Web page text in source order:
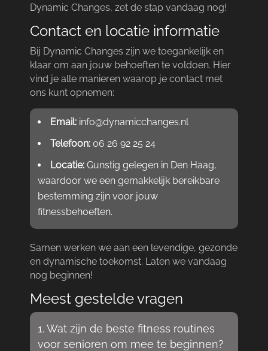
Dynamic Changes, zet de stap vandaag nog!
Contact en locatie informatie
Bij Dynamic Changes zijn we toegankelijk en
klaar om aan jouw behoeften te voldoen.​ Hier
vind je alle manieren waarop je contact met
ons kunt opnemen:
Email: info@dynamicchanges.​nl
Telefoon: 06 26 92 25 24
Locatie: Gunstig gelegen in Den Haag,
waardoor we een gemakkelijk bereikbare
bestemming zijn voor jouw
fitnessbehoeften.​
Samen werken we aan een levendige, gezonde
en dynamische toekomst.​ Laten we vandaag
nog beginnen!
Meest gestelde vragen
1.​ Wat zijn de beste fitness routines
voor senioren om mee te beginnen?